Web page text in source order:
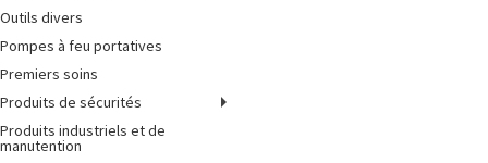
Outils divers
Pompes à feu portatives
Premiers soins
Produits de sécurités
Produits industriels et de
manutention